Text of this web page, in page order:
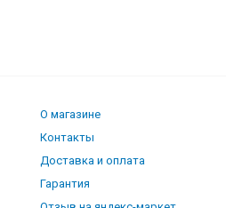
О магазине
Контакты
Доставка и оплата
Гарантия